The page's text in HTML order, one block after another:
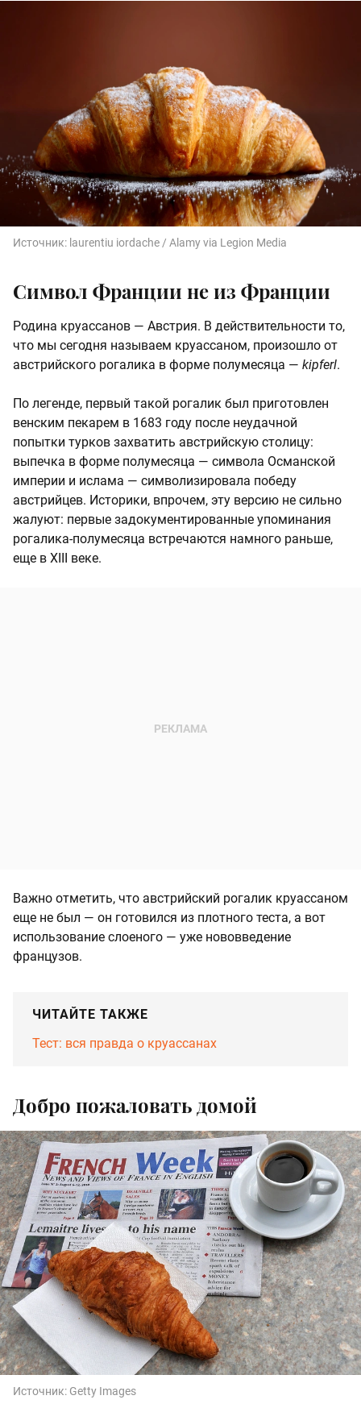
Источник: laurentiu iordache / Alamy via Legion Media
Символ Франции не из Франции
Родина круассанов — Австрия. В действительности то,
что мы сегодня называем круассаном, произошло от
австрийского рогалика в форме полумесяца — kipferl.
По легенде, первый такой рогалик был приготовлен
венским пекарем в 1683 году после неудачной
попытки турков захватить австрийскую столицу:
выпечка в форме полумесяца — символа Османской
империи и ислама — символизировала победу
австрийцев. Историки, впрочем, эту версию не сильно
жалуют: первые задокументированные упоминания
рогалика-полумесяца встречаются намного раньше,
еще в XIII веке.
Важно отметить, что австрийский рогалик круассаном
еще не был — он готовился из плотного теста, а вот
использование слоеного — уже нововведение
французов.
ЧИТАЙТЕ ТАКЖЕ
Тест: вся правда о круассанах
Добро пожаловать домой
Источник: Getty Images